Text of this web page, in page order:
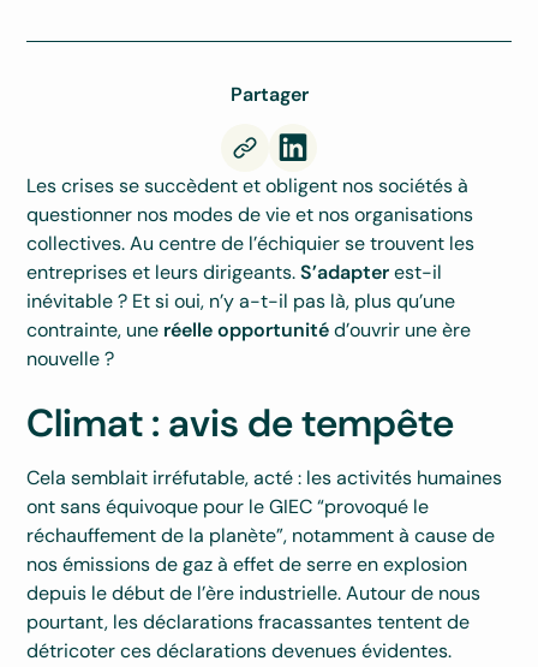
Partager
Les crises se succèdent et obligent nos sociétés à
questionner nos modes de vie et nos organisations
collectives. Au centre de l’échiquier se trouvent les
entreprises et leurs dirigeants.S’adapterest-il
inévitable ? Et si oui, n’y a-t-il pas là, plus qu’une
contrainte, une réelle opportunitéd’ouvrir une ère
nouvelle ?
Climat : avis de tempête
Cela semblait irréfutable, acté : les activités humaines
ont sans équivoque pour le GIEC “provoqué le
réchauffement de la planète”, notamment à cause de
nos émissions de gaz à effet de serre en explosion
depuis le début de l’ère industrielle. Autour de nous
pourtant, les déclarations fracassantes tentent de
détricoter ces déclarations devenues évidentes.